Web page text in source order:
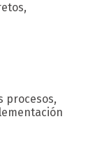
procesos,